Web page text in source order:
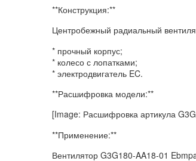
**Конструкция:**
Центробежный радиальный
* прочный корпус;
* колесо с лопатками;
* электродвигатель EC.
**Расшифровка модели:**
[Image: Расшифровка артикула
**Применение:**
Вентилятор G3G180-AA18-01